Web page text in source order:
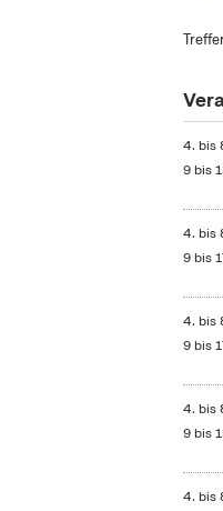
4. bis
9 bis
4. bis
9 bis
4. bis
9 bis
4. bis
9 bis
4. bis